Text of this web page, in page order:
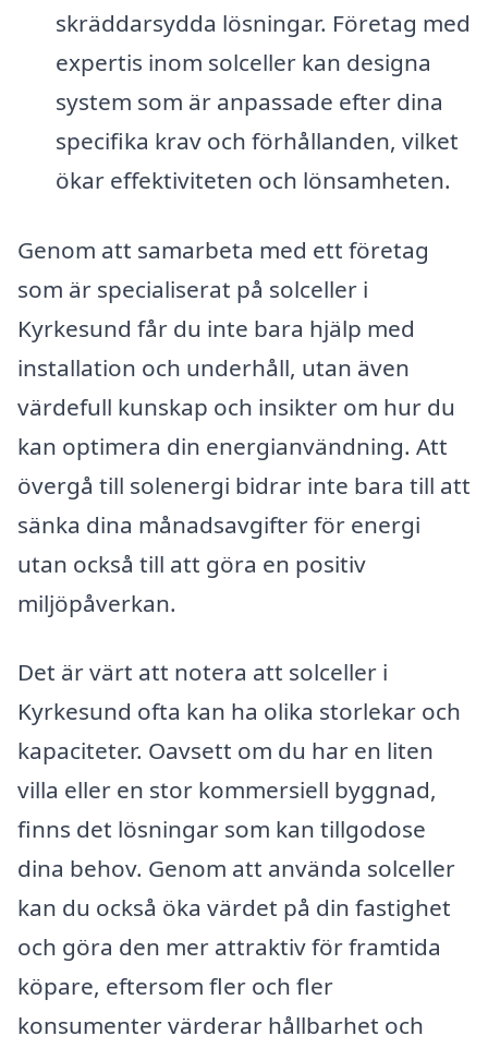
skräddarsydda lösningar. Företag med
expertis inom solceller kan designa
system som är anpassade efter dina
specifika krav och förhållanden, vilket
ökar effektiviteten och lönsamheten.
Genom att samarbeta med ett företag
som är specialiserat på solceller i
Kyrkesund får du inte bara hjälp med
installation och underhåll, utan även
värdefull kunskap och insikter om hur du
kan optimera din energianvändning. Att
övergå till solenergi bidrar inte bara till att
sänka dina månadsavgifter för energi
utan också till att göra en positiv
miljöpåverkan.
Det är värt att notera att solceller i
Kyrkesund ofta kan ha olika storlekar och
kapaciteter. Oavsett om du har en liten
villa eller en stor kommersiell byggnad,
finns det lösningar som kan tillgodose
dina behov. Genom att använda solceller
kan du också öka värdet på din fastighet
och göra den mer attraktiv för framtida
köpare, eftersom fler och fler
konsumenter värderar hållbarhet och